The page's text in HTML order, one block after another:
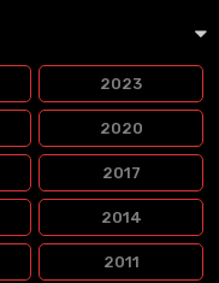
2023
2020
2017
2014
2011